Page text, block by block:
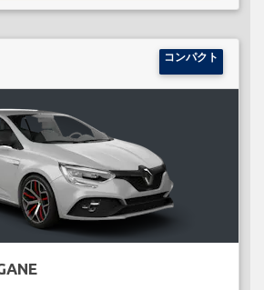
コンパクト